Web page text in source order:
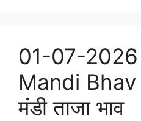
01-07-
Mandi Bhav
मंडी ताजा भाव